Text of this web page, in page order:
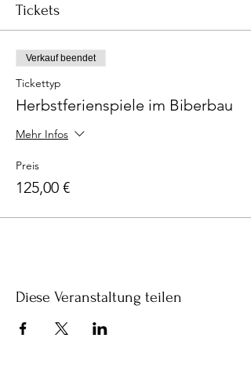
Tickets
Verkauf beendet
Tickettyp
Herbstferienspiele im Biberbau
Mehr Infos
Preis
125,00 €
Diese Veranstaltung teilen